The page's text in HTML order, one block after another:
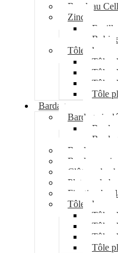
Bandeau
Zinc
Tôle plane
Tôle
Tôle
Tôle
Tôle
Bardage
Bardage isolé
Bardage non
Bardage
Clôture de
Plateau de
Fixation
Tôle plane
Tôle
Tôle
Tôle
Tôle